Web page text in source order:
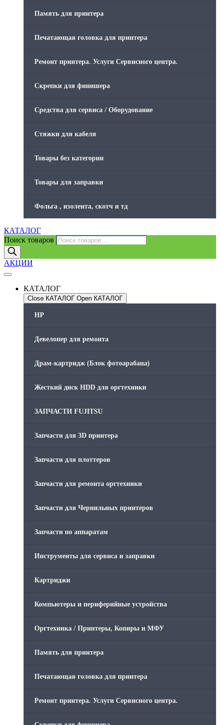
Память для принтера
Печатающая головка для принтера
Ремонт принтера. Услуги Сервисного центра.
Скрепки для финишера
Средства для сервиса / Оборудование
Стяжки для кабеля
Товары без категории
Товары для заправки
Фольга , изолента, скотч и тд
КАТАЛОГ
Поиск товаров
АКЦИИ
КАТАЛОГ
Close КАТАЛОГ Open КАТАЛОГ
HP
Девелопер для ремонта
Драм-картридж (Блок фотоарабана)
Жесткий диск HDD для оргтехники
ЗАПЧАСТИ FUJITSU
Запчасти для 3D принтера
Запчасти для плоттеров
Запчасти для ремонта оргтехники
Запчасти для Чернильных принтеров
Запчасти по аппаратам
Инструменты для сервиса и заправки
Картриджи
Компьютеры и периферийные устройства
Оргтехника / Принтеры, Копиры и МФУ
Память для принтера
Печатающая головка для принтера
Ремонт принтера. Услуги Сервисного центра.